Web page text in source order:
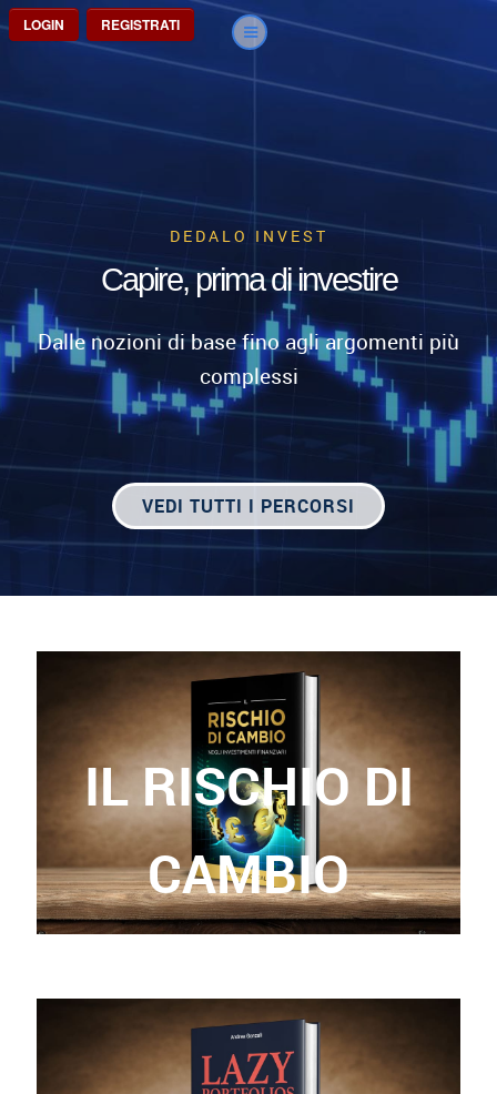
LOGIN REGISTRATI
DEDALO INVEST
Capire, prima di investire
Dalle nozioni di base fino agli argomenti più
complessi
VEDI TUTTI I PERCORSI
IL RISCHIO DI
CAMBIO